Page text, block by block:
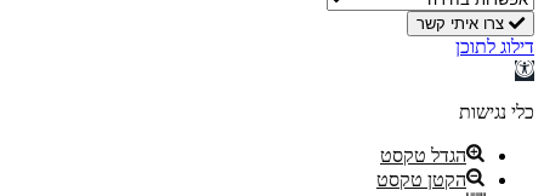
צרו איתי קשר
דילוג לתוכן
פתח
נגישות
כלי נגישות
הגדל טקסט
הקטן טקסט